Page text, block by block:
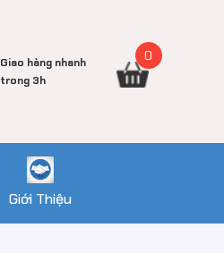
Giao hàng nhanh
trong 3h
0
Giới Thiệu